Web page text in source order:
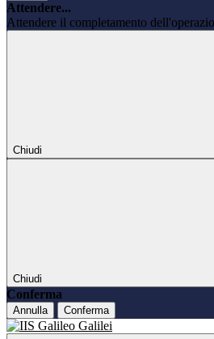
Attendere...
Attendere il completamento
Chiudi
Chiudi
Conferma
Annulla Conferma